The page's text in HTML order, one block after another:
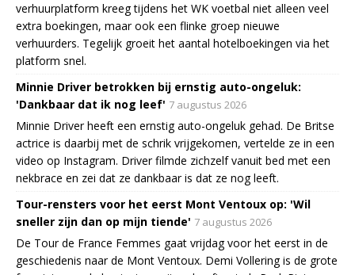
verhuurplatform kreeg tijdens het WK voetbal niet alleen veel
extra boekingen, maar ook een flinke groep nieuwe
verhuurders. Tegelijk groeit het aantal hotelboekingen via het
platform snel.
Minnie Driver betrokken bij ernstig auto-ongeluk:
'Dankbaar dat ik nog leef' 7 augustus 2026
Minnie Driver heeft een ernstig auto-ongeluk gehad. De Britse
actrice is daarbij met de schrik vrijgekomen, vertelde ze in een
video op Instagram. Driver filmde zichzelf vanuit bed met een
nekbrace en zei dat ze dankbaar is dat ze nog leeft.
Tour-rensters voor het eerst Mont Ventoux op: 'Wil
sneller zijn dan op mijn tiende' 7 augustus 2026
De Tour de France Femmes gaat vrijdag voor het eerst in de
geschiedenis naar de Mont Ventoux. Demi Vollering is de grote